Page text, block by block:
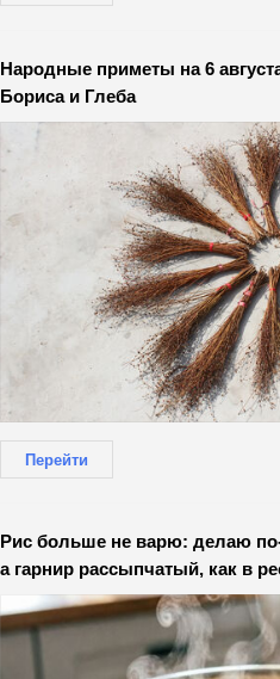
Народные приметы на 6
Бориса и Глеба
Перейти
Рис больше не варю: делаю
а гарнир рассыпчатый, как в